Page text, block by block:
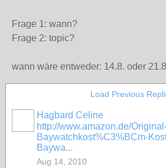
Frage 1: wann?
Frage 2: topic?
wann wäre entweder: 14.8. oder
Load Previous
Hagbard Celine
http://www.amazon.de/
Baywatchkost%C3%BCm-
Baywa...
Aug 14, 2010